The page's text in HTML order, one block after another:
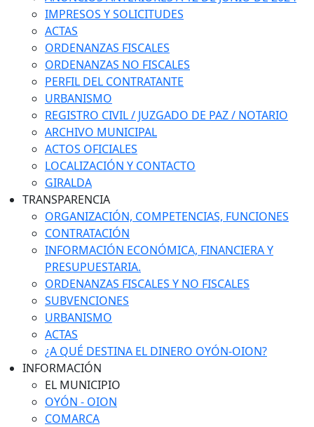
IMPRESOS Y SOLICITUDES
ACTAS
ORDENANZAS FISCALES
ORDENANZAS NO FISCALES
PERFIL DEL CONTRATANTE
URBANISMO
REGISTRO CIVIL / JUZGADO DE PAZ / NOTARIO
ARCHIVO MUNICIPAL
ACTOS OFICIALES
LOCALIZACIÓN Y CONTACTO
GIRALDA
TRANSPARENCIA
ORGANIZACIÓN, COMPETENCIAS, FUNCIONES
CONTRATACIÓN
INFORMACIÓN ECONÓMICA, FINANCIERA Y
PRESUPUESTARIA.
ORDENANZAS FISCALES Y NO FISCALES
SUBVENCIONES
URBANISMO
ACTAS
¿A QUÉ DESTINA EL DINERO OYÓN-OION?
INFORMACIÓN
EL MUNICIPIO
OYÓN - OION
COMARCA